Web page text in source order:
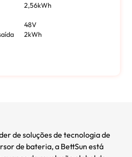
2,56kWh
48V
2kWh
de soluções de tecnologia de
de bateria, a BettSun está